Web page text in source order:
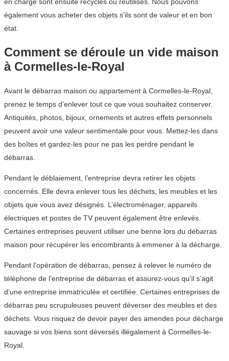
également vous acheter des objets s’ils sont de valeur et en bon
état.
Comment se déroule un vide maison
à Cormelles-le-Royal
Avant le débarras maison ou appartement à Cormelles-le-Royal,
prenez le temps d’enlever tout ce que vous souhaitez conserver.
Antiquités, photos, bijoux, ornements et autres effets personnels
peuvent avoir une valeur sentimentale pour vous. Mettez-les dans
des boîtes et gardez-les pour ne pas les perdre pendant le
débarras.
Pendant le déblaiement, l’entreprise devra retirer les objets
concernés. Elle devra enlever tous les déchets, les meubles et les
objets que vous avez désignés. L’électroménager, appareils
électriques et postes de TV peuvent également être enlevés.
Certaines entreprises peuvent utiliser une benne lors du débarras
maison pour récupérer les encombrants à emmener à la décharge.
Pendant l’opération de débarras, pensez à relever le numéro de
téléphone de l’entreprise de débarras et assurez-vous qu’il s’agit
d’une entreprise immatriculée et certifiée. Certaines entreprises de
débarras peu scrupuleuses peuvent déverser des meubles et des
déchets. Vous risquez de devoir payer des amendes pour décharge
sauvage si vos biens sont déversés illégalement à Cormelles-le-
Royal.